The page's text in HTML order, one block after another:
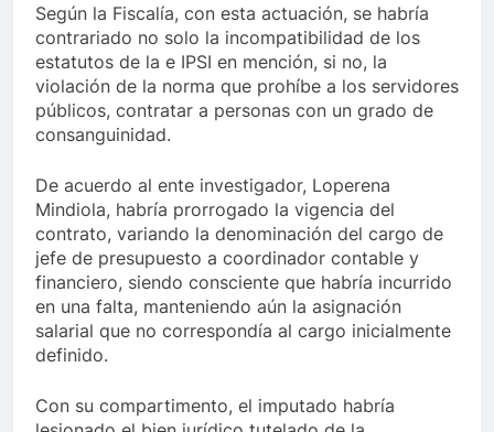
Según la Fiscalía, con esta actuación, se habría
contrariado no solo la incompatibilidad de los
estatutos de la e IPSI en mención, si no, la
violación de la norma que prohíbe a los servidores
públicos, contratar a personas con un grado de
consanguinidad.
De acuerdo al ente investigador, Loperena
Mindiola, habría prorrogado la vigencia del
contrato, variando la denominación del cargo de
jefe de presupuesto a coordinador contable y
financiero, siendo consciente que habría incurrido
en una falta, manteniendo aún la asignación
salarial que no correspondía al cargo inicialmente
definido.
Con su compartimento, el imputado habría